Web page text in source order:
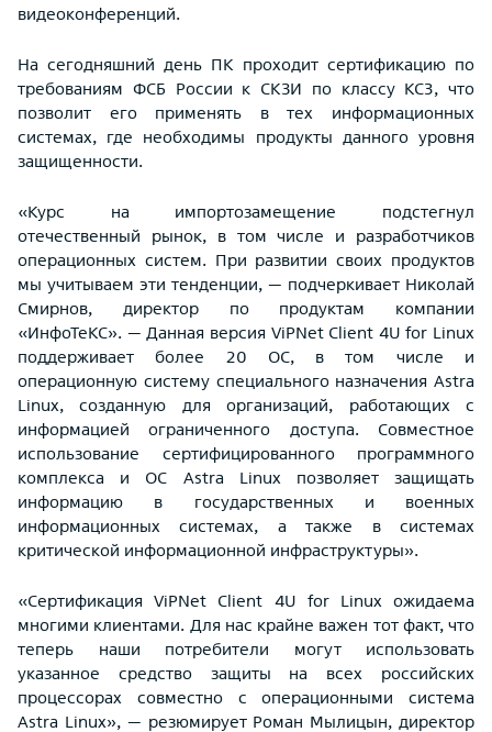
видеоконференций.
На сегодняшний день ПК проходит сертификацию по
требованиям ФСБ России к СКЗИ по классу КС3, что
позволит его применять в тех информационных
системах, где необходимы продукты данного уровня
защищенности.
«Курс на импортозамещение подстегнул
отечественный рынок, в том числе и разработчиков
операционных систем. При развитии своих продуктов
мы учитываем эти тенденции, — подчеркивает Николай
Смирнов, директор по продуктам компании
«ИнфоТеКС». — Данная версия ViPNet Client 4U for Linux
поддерживает более 20 ОС, в том числе и
операционную систему специального назначения Astra
Linux, созданную для организаций, работающих с
информацией ограниченного доступа. Совместное
использование сертифицированного программного
комплекса и ОС Astra Linux позволяет защищать
информацию в государственных и военных
информационных системах, а также в системах
критической информационной инфраструктуры».
«Сертификация ViPNet Client 4U for Linux ожидаема
многими клиентами. Для нас крайне важен тот факт, что
теперь наши потребители могут использовать
указанное средство защиты на всех российских
процессорах совместно с операционными система
Astra Linux», — резюмирует Роман Мылицын, директор